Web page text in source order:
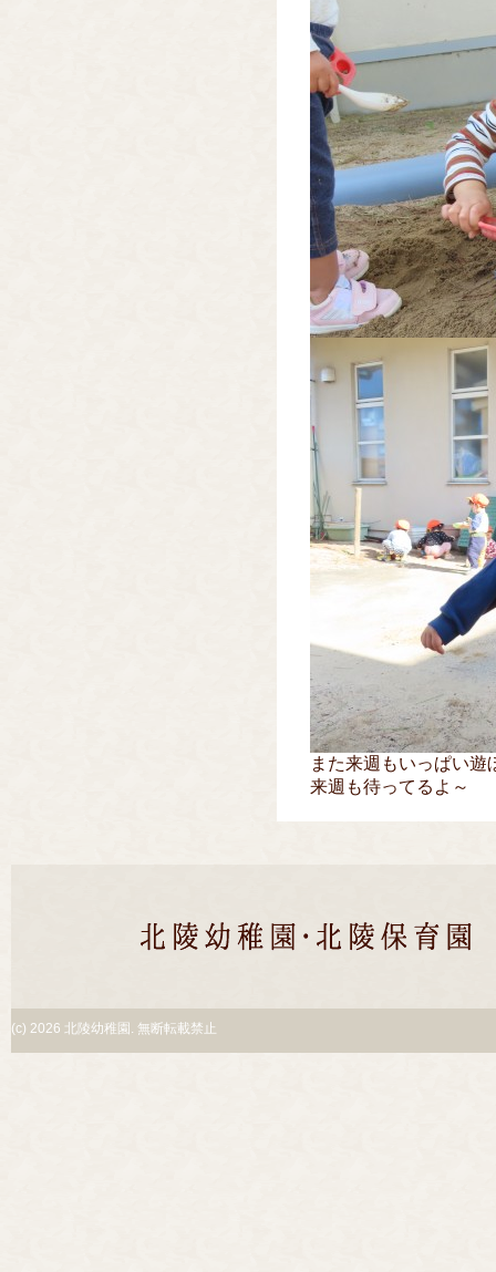
また来週もいっぱい遊
来週も待ってるよ～
(c) 2026 北陵幼稚園. 無断転載禁止